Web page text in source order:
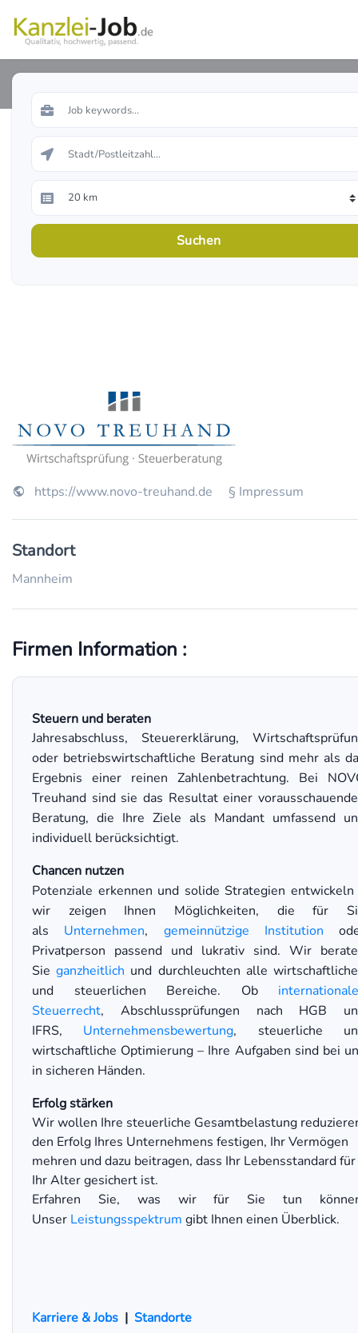
https://www.novo-treuhand.de § Impressum
Standort
Mannheim
Firmen Information :
Steuern und beraten
Jahresabschluss, Steuererklärung,
oder betriebswirtschaftliche Beratung sind mehr als
Ergebnis einer reinen Zahlenbetrachtung. Bei
Treuhand sind sie das Resultat einer
Beratung, die Ihre Ziele als Mandant umfassend
individuell berücksichtigt.
Chancen nutzen
Potenziale erkennen und solide Strategien entwickeln
wir zeigen Ihnen Möglichkeiten, die für
als Unternehmen, gemeinnützige Institution
Privatperson passend und lukrativ sind. Wir
Sieganzheitlich und durchleuchten alle
und steuerlichen Bereiche. Ob
Steuerrecht, Abschlussprüfungen nach HGB
IFRS, Unternehmensbewertung, steuerliche
wirtschaftliche Optimierung – Ihre Aufgaben sind bei
in sicheren Händen.
Erfolg stärken
Wir wollen Ihre steuerliche Gesamtbelastung
den Erfolg Ihres Unternehmens festigen, Ihr Vermögen
mehren und dazu beitragen, dass Ihr Lebensstandard für
Ihr Alter gesichert ist.
Erfahren Sie, was wir für Sie tun
Unser Leistungsspektrum gibt Ihnen einen Überblick.
Karriere & Jobs | Standorte